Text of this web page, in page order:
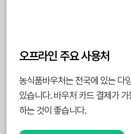
오프라인 주요 사용처
농식품바우처는 전국에 있는 다
있습니다. 바우처 카드 결제가
하는 것이 좋습니다.